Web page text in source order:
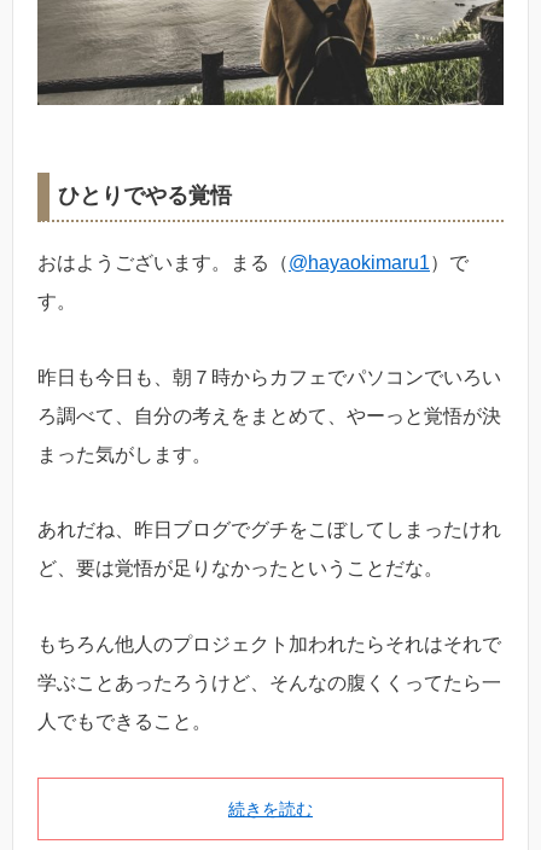
ひとりでやる覚悟
おはようございます。まる（@hayaokimaru1）で
す。
昨日も今日も、朝７時からカフェでパソコンでいろい
ろ調べて、自分の考えをまとめて、やーっと覚悟が決
まった気がします。
あれだね、昨日ブログでグチをこぼしてしまったけれ
ど、要は覚悟が足りなかったということだな。
もちろん他人のプロジェクト加われたらそれはそれで
学ぶことあったろうけど、そんなの腹くくってたら一
人でもできること。
続きを読む